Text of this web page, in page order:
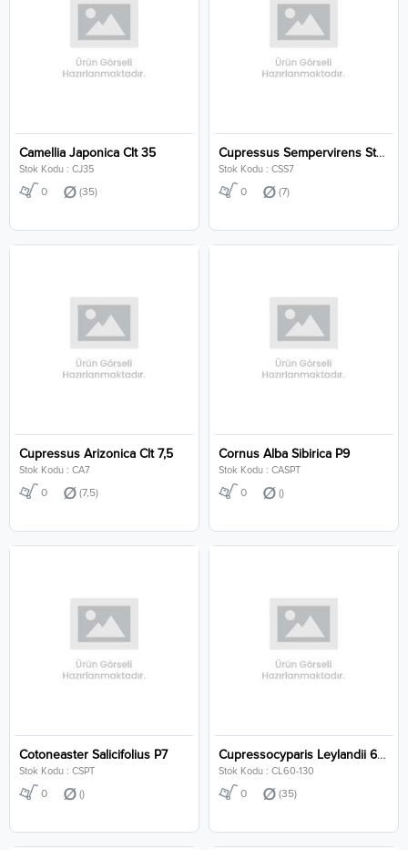
Camellia Japonica Clt 35
Stok Kodu : CJ35
0 (35)
Cupressus Sempervirens Stricta Clt 7
Stok Kodu : CSS7
0 (7)
Cupressus Arizonica Clt 7,5
Stok Kodu : CA7
0 (7,5)
Cornus Alba Sibirica P9
Stok Kodu : CASPT
0 ()
Cotoneaster Salicifolius P7
Stok Kodu : CSPT
0 ()
Cupressocyparis Leylandii 60-130 Cm Clt 35
Stok Kodu : CL60-130
0 (35)